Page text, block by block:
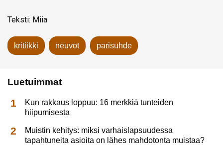
Teksti: Miia
kritiikki neuvot parisuhde
Luetuimmat
Kun rakkaus loppuu: 16 merkkiä tunteiden
hiipumisesta
Muistin kehitys: miksi varhaislapsuudessa
tapahtuneita asioita on lähes mahdotonta muistaa?